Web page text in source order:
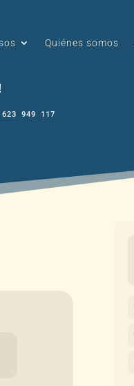
Quiénes somos
!
949 117